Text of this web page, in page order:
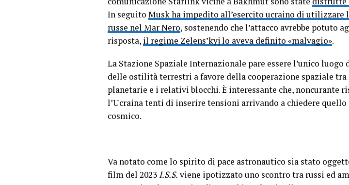
In seguito Musk ha impedito all’esercito ucraino di
russe nel Mar Nero, sostenendo che l’attacco avrebbe potuto
risposta, il regime Zelens’kyj lo aveva definito «malvagio».
La Stazione Spaziale Internazionale pare essere l’unico
delle ostilità terrestri a favore della cooperazione spaziale
planetarie e i relativi blocchi. È interessante che, noncurante
l’Ucraina tenti di inserire tensioni arrivando a chiedere
cosmico.
Va notato come lo spirito di pace astronautico sia stato
film del 2023 I.S.S. viene ipotizzato uno scontro tra russi ed